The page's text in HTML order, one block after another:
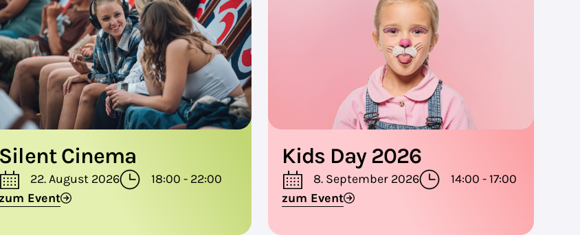
Silent Cinema
22. August 2026
18:00 - 22:00
zum Event
Kids Day 2026
8. September 2026
14:00 - 17:00
zum Event